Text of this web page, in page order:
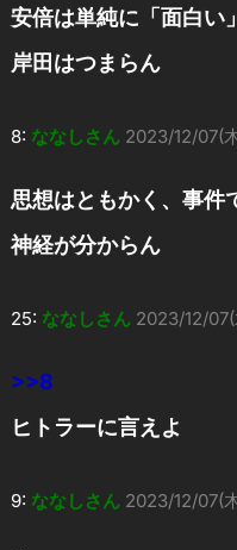
安倍は単純に「面白い」
岸田はつまらん
8: ななしさん 2023/12/07(
思想はともかく、事件
神経が分からん
25: ななしさん 2023/12/
>>8
ヒトラーに言えよ
9: ななしさん 2023/12/07(